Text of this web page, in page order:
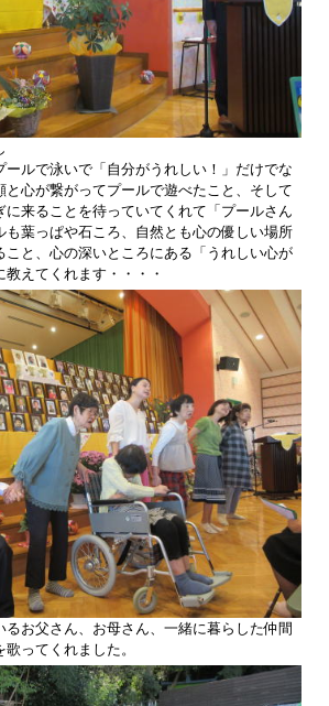
ールで泳いで「自分がうれしい！」だけでな
と心が繋がってプールで遊べたこと、そして
に来ることを待っていてくれて「プールさん
も葉っぱや石ころ、自然とも心の優しい場所
こと、心の深いところにある「うれしい心が
えてくれます・・・・
るお父さん、お母さん、一緒に暮らした仲間
ってくれました。